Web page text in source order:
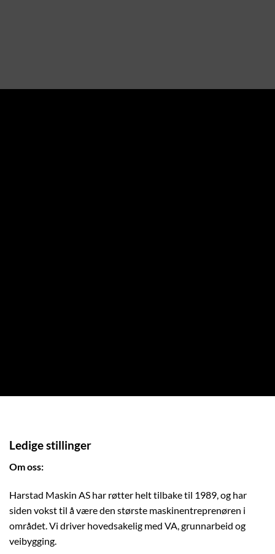
Ledige stillinger
Om oss:
Harstad Maskin AS har røtter helt tilbake til 1989, og har
siden vokst til å være den største maskinentreprenøren i
området. Vi driver hovedsakelig med VA, grunnarbeid og
veibygging.